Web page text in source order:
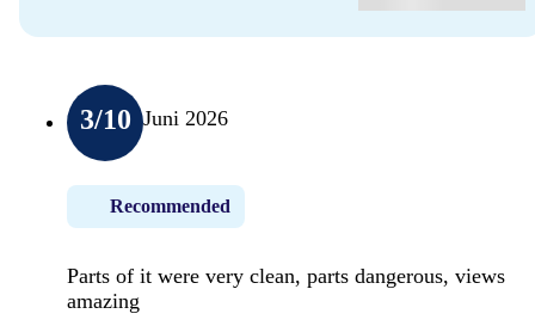
3/10 Juni 2026
Recommended
Parts of it were very clean, parts dangerous, views
amazing